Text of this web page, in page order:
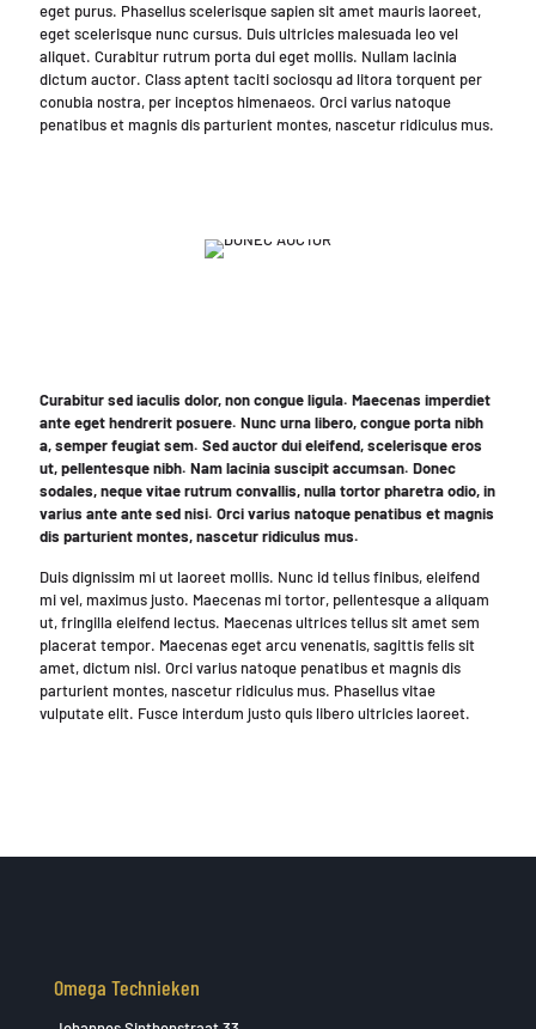
eget purus. Phasellus scelerisque sapien sit amet mauris laoreet,
eget scelerisque nunc cursus. Duis ultricies malesuada leo vel
aliquet. Curabitur rutrum porta dui eget mollis. Nullam lacinia
dictum auctor. Class aptent taciti sociosqu ad litora torquent per
conubia nostra, per inceptos himenaeos. Orci varius natoque
penatibus et magnis dis parturient montes, nascetur ridiculus mus.
Curabitur sed iaculis dolor, non congue ligula. Maecenas imperdiet
ante eget hendrerit posuere. Nunc urna libero, congue porta nibh
a, semper feugiat sem. Sed auctor dui eleifend, scelerisque eros
ut, pellentesque nibh. Nam lacinia suscipit accumsan. Donec
sodales, neque vitae rutrum convallis, nulla tortor pharetra odio, in
varius ante ante sed nisi. Orci varius natoque penatibus et magnis
dis parturient montes, nascetur ridiculus mus.
Duis dignissim mi ut laoreet mollis. Nunc id tellus finibus, eleifend
mi vel, maximus justo. Maecenas mi tortor, pellentesque a aliquam
ut, fringilla eleifend lectus. Maecenas ultrices tellus sit amet sem
placerat tempor. Maecenas eget arcu venenatis, sagittis felis sit
amet, dictum nisl. Orci varius natoque penatibus et magnis dis
parturient montes, nascetur ridiculus mus. Phasellus vitae
vulputate elit. Fusce interdum justo quis libero ultricies laoreet.
Omega Technieken